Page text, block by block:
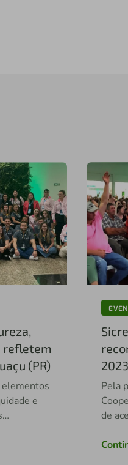
refletem
(PR)
elementos
e
2023
Pela
de